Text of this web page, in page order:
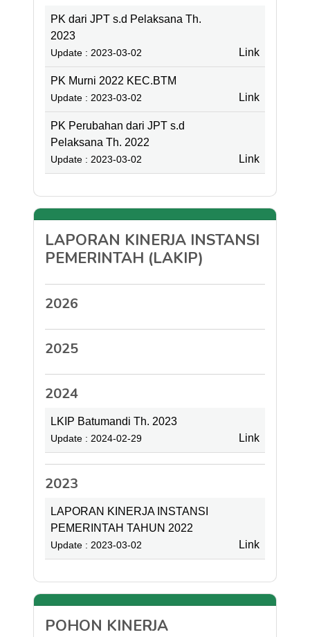
PK dari JPT s.d Pelaksana Th.
2023
Update : 2023-03-02 Link
PK Murni 2022 KEC.BTM
Update : 2023-03-02 Link
PK Perubahan dari JPT s.d
Pelaksana Th. 2022
Update : 2023-03-02 Link
LAPORAN KINERJA INSTANSI
PEMERINTAH (LAKIP)
2026
2025
2024
LKIP Batumandi Th. 2023
Update : 2024-02-29 Link
2023
LAPORAN KINERJA INSTANSI
PEMERINTAH TAHUN 2022
Update : 2023-03-02 Link
POHON KINERJA